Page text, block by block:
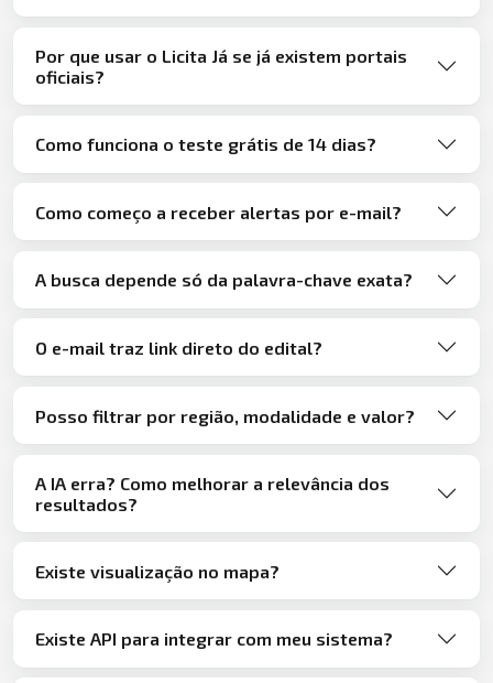
Por que usar o Licita Já se já existem portais
oficiais?
Como funciona o teste grátis de 14 dias?
Como começo a receber alertas por e-mail?
A busca depende só da palavra-chave exata?
O e-mail traz link direto do edital?
Posso filtrar por região, modalidade e valor?
A IA erra? Como melhorar a relevância dos
resultados?
Existe visualização no mapa?
Existe API para integrar com meu sistema?